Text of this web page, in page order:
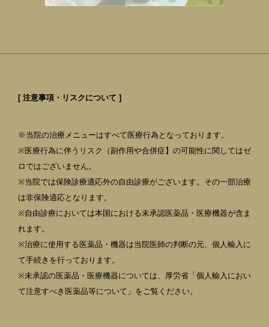
[ 注意事項・リスクについて ]
※当院の治療メニューはすべて医療行為となっております。
※医療行為に伴うリスク（副作用や合併症】の可能性に関してはゼ
ロではございません。
※当院では保険診療適応外の自由診療がございます。その一部治療
は非保険適応となります。
※自由診療においては本国における未承認医薬品・医療機器が含ま
れます。
※治療に使用する医薬品・機器は当院医師の判断の元、個人輸入に
て手続きを行っております。
※未承認の医薬品・医療機器については、厚労省「個人輸入におい
て注意すべき医薬品等について」をご覧ください。